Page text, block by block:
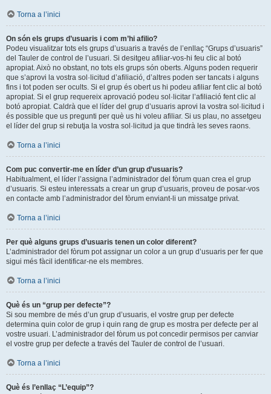
Torna a l’inici
On són els grups d’usuaris i com m’hi afilio?
Podeu visualitzar tots els grups d’usuaris a través de l’enllaç “Grups d’usuaris”
del Tauler de control de l’usuari. Si desitgeu afiliar-vos-hi feu clic al botó
apropiat. Això no obstant, no tots els grups són oberts. Alguns poden requerir
que s’aprovi la vostra sol·licitud d’afiliació, d’altres poden ser tancats i alguns
fins i tot poden ser ocults. Si el grup és obert us hi podeu afiliar fent clic al botó
apropiat. Si el grup requereix aprovació podeu sol·licitar l’afiliació fent clic al
botó apropiat. Caldrà que el líder del grup d’usuaris aprovi la vostra sol·licitud i
és possible que us pregunti per què us hi voleu afiliar. Si us plau, no assetgeu
el líder del grup si rebutja la vostra sol·licitud ja que tindrà les seves raons.
Torna a l’inici
Com puc convertir-me en líder d’un grup d’usuaris?
Habitualment, el líder l’assigna l’administrador del fòrum quan crea el grup
d’usuaris. Si esteu interessats a crear un grup d’usuaris, proveu de posar-vos
en contacte amb l’administrador del fòrum enviant-li un missatge privat.
Torna a l’inici
Per què alguns grups d’usuaris tenen un color diferent?
L’administrador del fòrum pot assignar un color a un grup d’usuaris per fer que
sigui més fàcil identificar-ne els membres.
Torna a l’inici
Què és un “grup per defecte”?
Si sou membre de més d’un grup d’usuaris, el vostre grup per defecte
determina quin color de grup i quin rang de grup es mostra per defecte per al
vostre usuari. L’administrador del fòrum us pot concedir permisos per canviar
el vostre grup per defecte a través del Tauler de control de l’usuari.
Torna a l’inici
Què és l’enllaç “L’equip”?